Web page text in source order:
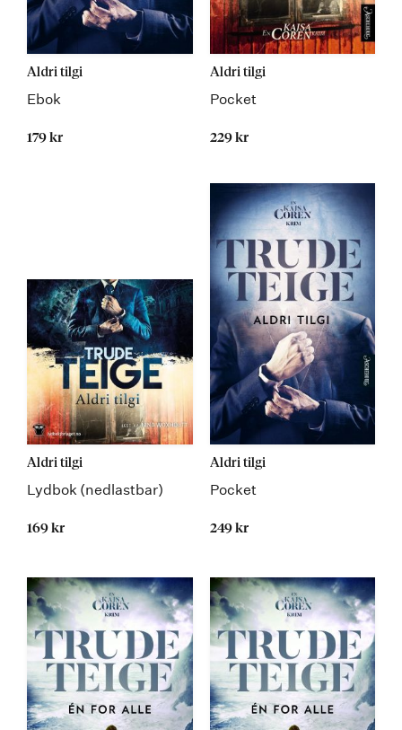
Aldri tilgi
Ebok
179 kr
Aldri tilgi
Pocket
229 kr
Aldri tilgi
Lydbok (nedlastbar)
169 kr
Aldri tilgi
Pocket
249 kr